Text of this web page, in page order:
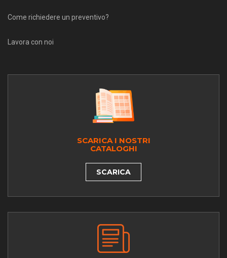
Come richiedere un preventivo?
Lavora con noi
SCARICA I NOSTRI
CATALOGHI
SCARICA